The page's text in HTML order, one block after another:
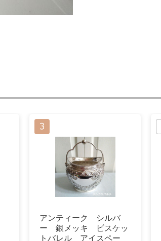
アンティーク シルバ
ー 銀メッキ ビスケッ
トバレル アイスペー